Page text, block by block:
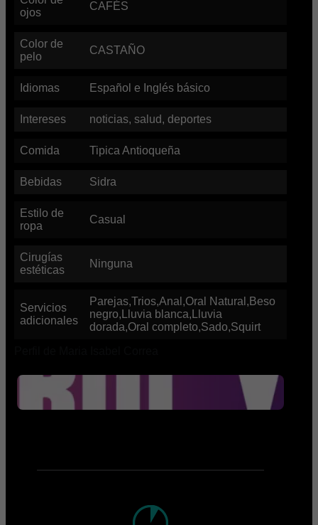
ojos
CAFÉS
Color de
pelo
CASTAÑO
Idiomas Español e Inglés básico
Intereses noticias, salud, deportes
Comida Tipica Antioqueña
Bebidas Sidra
Estilo de
ropa
Casual
Cirugías
estéticas
Ninguna
Servicios
adicionales
Parejas,Trios,Anal,Oral Natural,Beso
negro,Lluvia blanca,Lluvia
dorada,Oral completo,Sado,Squirt